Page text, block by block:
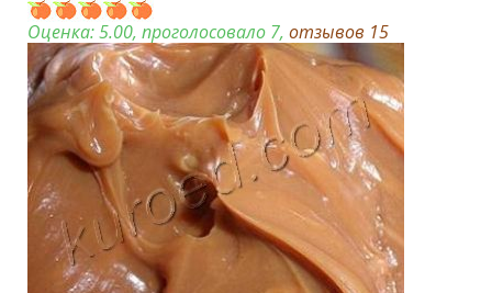
Оценка:5.00, проголосовало 7, отзывов 15